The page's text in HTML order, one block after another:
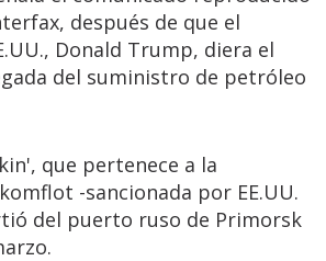
después de que el
Donald Trump, diera el
del suministro de petróleo
que pertenece a la
-sancionada por EE.UU.
del puerto ruso de Primorsk